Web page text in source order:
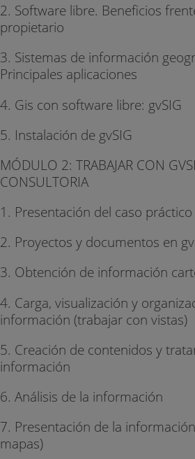
2. Software libre. Beneficios
propietario
3. Sistemas de información
Principales aplicaciones
4. Gis con software libre: gvSIG
5. Instalación de gvSIG
MÓDULO 2: TRABAJAR CON
CONSULTORIA
1. Presentación del caso práctico
2. Proyectos y documentos en
3. Obtención de información
4. Carga, visualización y
información (trabajar con vistas)
5. Creación de contenidos y
información
6. Análisis de la información
7. Presentación de la
mapas)